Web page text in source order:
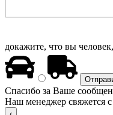
докажите, что вы
Спасибо за Ваше
Наш менеджер свяжется